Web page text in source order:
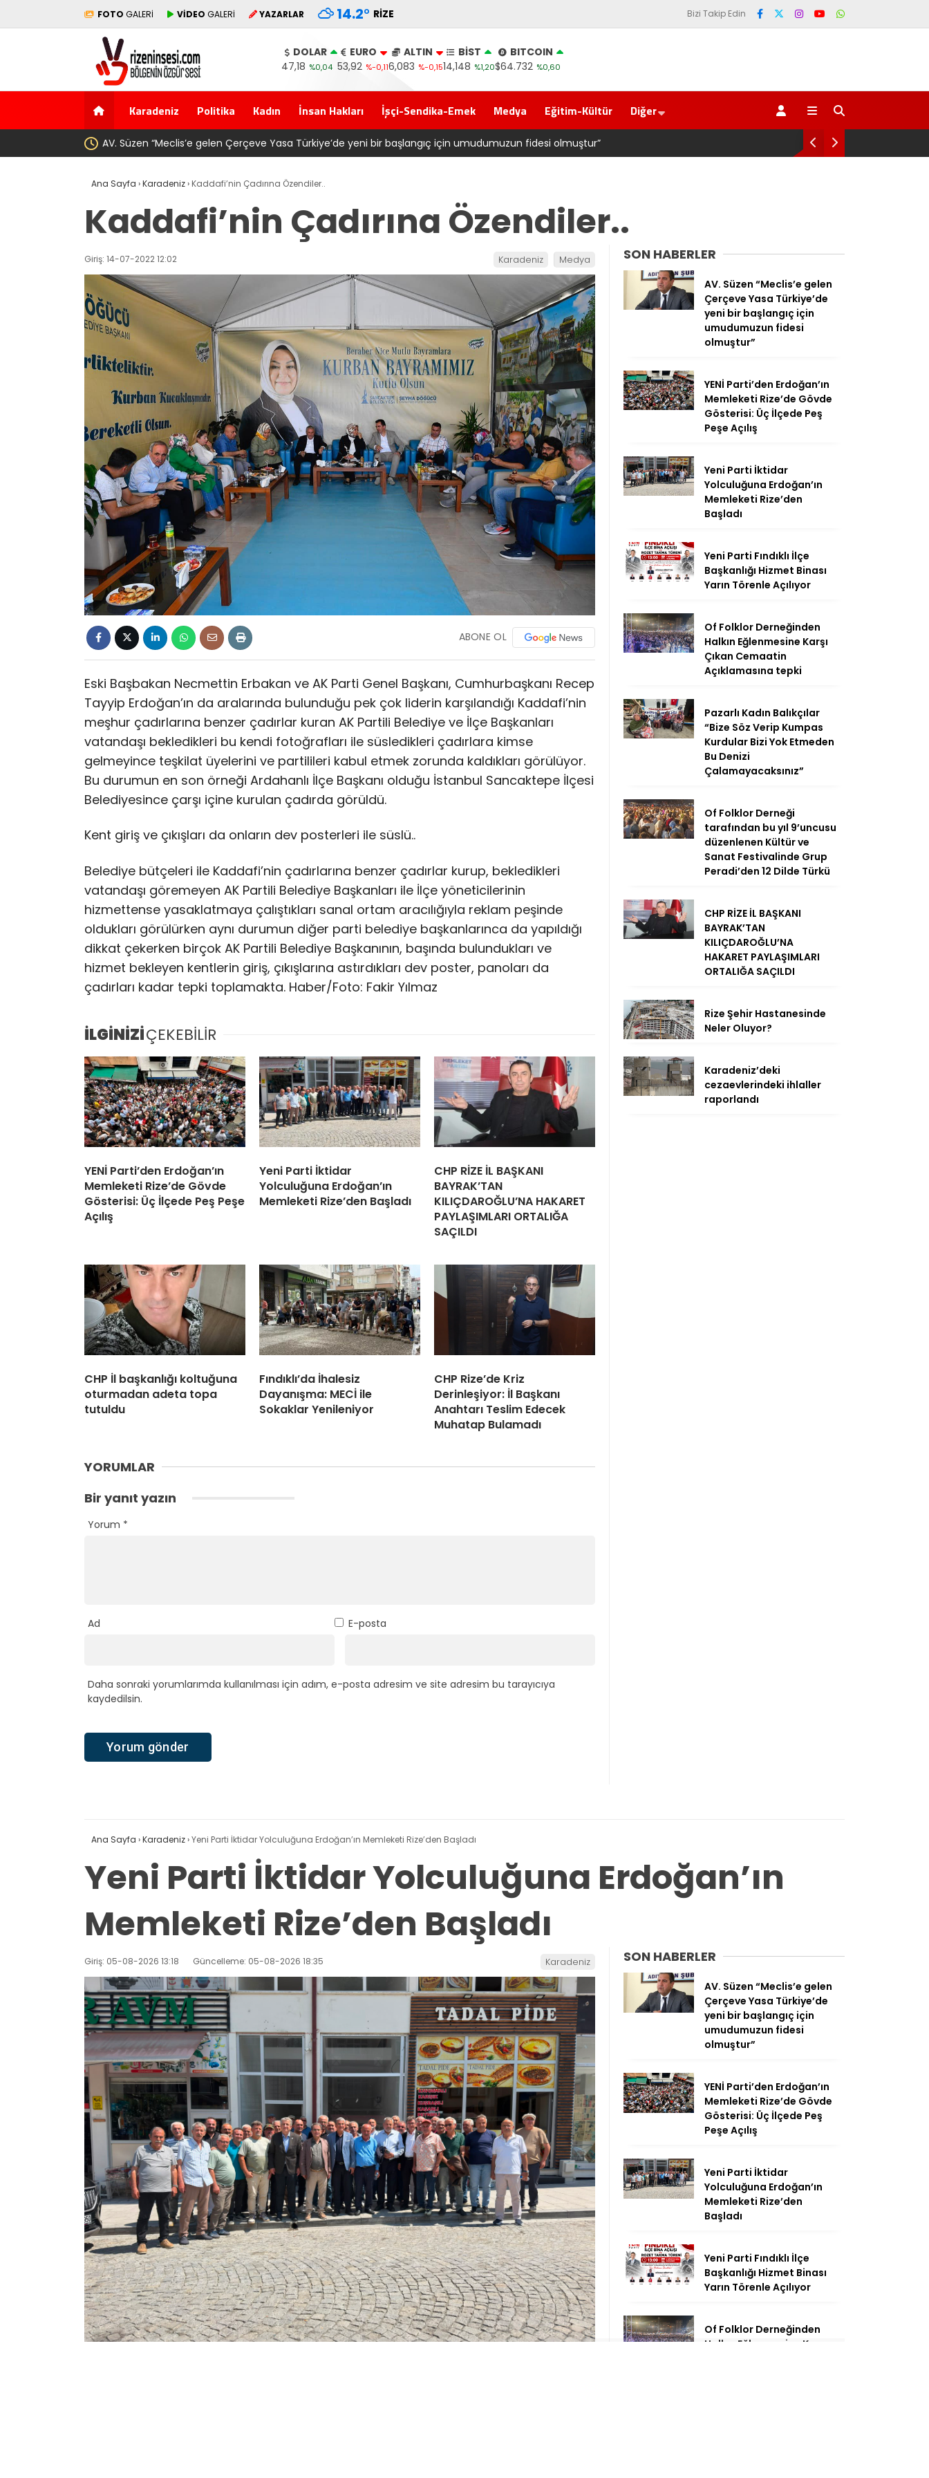
FOTO GALERİ VİDEO GALERİ YAZARLAR 14.2° RIZE Bizi Takip Edin
DOLAR
47,18 %0,04
EURO
53,92 %-0,11
ALTIN
6,083 %-0,15
BİST
14,148 %1,20
BITCOIN
$64.732 %0,60
Karadeniz Politika Kadın İnsan Hakları İşçi-Sendika-Emek Medya Eğitim-Kültür Diğer
YENİ Parti’den Erdoğan’ın Memleketi Rize’de Gövde Gösterisi: Üç İlçede Peş Peşe Açılış SAYIN BAKAN YA O
Ana Sayfa ›Karadeniz› Kaddafi’nin Çadırına Özendiler..
Kaddafi’nin Çadırına Özendiler..
Giriş: 14-07-2022 12:02 Karadeniz Medya
ABONE OL
Eski Başbakan Necmettin Erbakan ve AK Parti Genel Başkanı, Cumhurbaşkanı Recep
Tayyip Erdoğan’ın da aralarında bulunduğu pek çok liderin karşılandığı Kaddafi’nin
meşhur çadırlarına benzer çadırlar kuran AK Partili Belediye ve İlçe Başkanları
vatandaşı bekledikleri bu kendi fotoğrafları ile süsledikleri çadırlara kimse
gelmeyince teşkilat üyelerini ve partilileri kabul etmek zorunda kaldıkları görülüyor.
Bu durumun en son örneği Ardahanlı İlçe Başkanı olduğu İstanbul Sancaktepe İlçesi
Belediyesince çarşı içine kurulan çadırda görüldü.
Kent giriş ve çıkışları da onların dev posterleri ile süslü..
Belediye bütçeleri ile Kaddafi’nin çadırlarına benzer çadırlar kurup, bekledikleri
vatandaşı göremeyen AK Partili Belediye Başkanları ile İlçe yöneticilerinin
hizmettense yasaklatmaya çalıştıkları sanal ortam aracılığıyla reklam peşinde
oldukları görülürken aynı durumun diğer parti belediye başkanlarınca da yapıldığı
dikkat çekerken birçok AK Partili Belediye Başkanının, başında bulundukları ve
hizmet bekleyen kentlerin giriş, çıkışlarına astırdıkları dev poster, panoları da
çadırları kadar tepki toplamakta. Haber/Foto: Fakir Yılmaz
İLGİNİZİÇEKEBİLİR
YENİ Parti’den Erdoğan’ın
Memleketi Rize’de Gövde
Gösterisi: Üç İlçede Peş Peşe
Açılış
Yeni Parti İktidar
Yolculuğuna Erdoğan’ın
Memleketi Rize’den Başladı
CHP RİZE İL BAŞKANI
BAYRAK’TAN
KILIÇDAROĞLU’NA HAKARET
PAYLAŞIMLARI ORTALIĞA
SAÇILDI
CHP İl başkanlığı koltuğuna
oturmadan adeta topa
tutuldu
Fındıklı’da İhalesiz
Dayanışma: MECİ ile
Sokaklar Yenileniyor
CHP Rize’de Kriz
Derinleşiyor: İl Başkanı
Anahtarı Teslim Edecek
Muhatap Bulamadı
YORUMLAR
Bir yanıt yazın
Yorum *
Ad E-posta
Daha sonraki yorumlarımda kullanılması için adım, e-posta adresim ve site adresim bu tarayıcıya
kaydedilsin.
SON HABERLER
AV. Süzen “Meclis’e gelen
Çerçeve Yasa Türkiye’de
yeni bir başlangıç için
umudumuzun fidesi
olmuştur”
YENİ Parti’den Erdoğan’ın
Memleketi Rize’de Gövde
Gösterisi: Üç İlçede Peş
Peşe Açılış
Yeni Parti İktidar
Yolculuğuna Erdoğan’ın
Memleketi Rize’den
Başladı
Yeni Parti Fındıklı İlçe
Başkanlığı Hizmet Binası
Yarın Törenle Açılıyor
Of Folklor Derneğinden
Halkın Eğlenmesine Karşı
Çıkan Cemaatin
Açıklamasına tepki
Pazarlı Kadın Balıkçılar
“Bize Söz Verip Kumpas
Kurdular Bizi Yok Etmeden
Bu Denizi
Çalamayacaksınız”
Of Folklor Derneği
tarafından bu yıl 9’uncusu
düzenlenen Kültür ve
Sanat Festivalinde Grup
Peradi’den 12 Dilde Türkü
CHP RİZE İL BAŞKANI
BAYRAK’TAN
KILIÇDAROĞLU’NA
HAKARET PAYLAŞIMLARI
ORTALIĞA SAÇILDI
Rize Şehir Hastanesinde
Neler Oluyor?
Karadeniz’deki
cezaevlerindeki ihlaller
raporlandı
Ana Sayfa ›Karadeniz›Yeni Parti İktidar Yolculuğuna Erdoğan’ın Memleketi Rize’den Başladı
Yeni Parti İktidar Yolculuğuna Erdoğan’ın
Memleketi Rize’den Başladı
Giriş: 05-08-2026 13:18 Güncelleme: 05-08-2026 18:35 Karadeniz SON HABERLER
AV. Süzen “Meclis’e gelen
Çerçeve Yasa Türkiye’de
yeni bir başlangıç için
umudumuzun fidesi
olmuştur”
YENİ Parti’den Erdoğan’ın
Memleketi Rize’de Gövde
Gösterisi: Üç İlçede Peş
Peşe Açılış
Yeni Parti İktidar
Yolculuğuna Erdoğan’ın
Memleketi Rize’den
Başladı
Yeni Parti Fındıklı İlçe
Başkanlığı Hizmet Binası
Yarın Törenle Açılıyor
Of Folklor Derneğinden
Halkın Eğlenmesine Karşı